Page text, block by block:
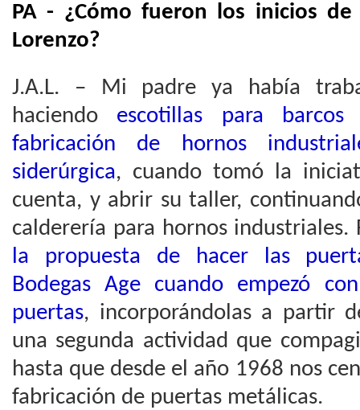
PA - ¿Cómo fueron los inicios de
Lorenzo?
J.A.L. – Mi padre ya había
haciendo escotillas para
fabricación de hornos
siderúrgica, cuando tomó la
cuenta, y abrir su taller,
calderería para hornos industriales.
la propuesta de hacer las
Bodegas Age cuando empezó
puertas, incorporándolas a partir
una segunda actividad que
hasta que desde el año 1968 nos
fabricación de puertas metálicas.